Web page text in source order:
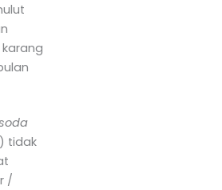
) tidak
/